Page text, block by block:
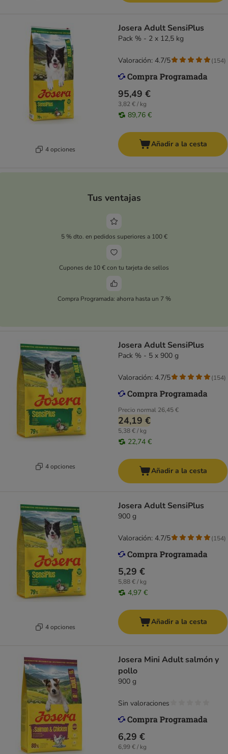
4 opciones
Josera Adult SensiPlus
Pack % - 2 x 12,5 kg
95,49 €
3,82 € / kg
89,76 €
Valoración: 4.7/5 (154)
Añadir a la cesta
Tus ventajas
5 % dto. en pedidos superiores a 100 €
Cupones de 10 € con tu tarjeta de sellos
Compra Programada: ahorra hasta un 7 %
4 opciones
Josera Adult SensiPlus
Pack % - 5 x 900 g
Precio normal 26,45 €
24,19 €
5,38 € / kg
22,74 €
Valoración: 4.7/5 (154)
Añadir a la cesta
4 opciones
Josera Adult SensiPlus
900 g
5,29 €
5,88 € / kg
4,97 €
Valoración: 4.7/5 (154)
Añadir a la cesta
Josera Mini Adult salmón y
pollo
900 g
6,29 €
6,99 € / kg
Sin valoraciones